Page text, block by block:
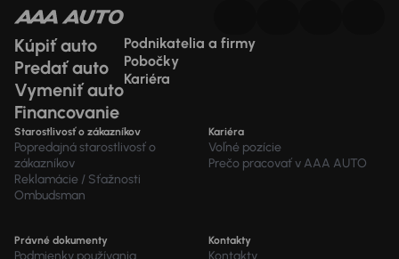
Kúpiť auto
Predať auto
Vymeniť auto
Financovanie
Podnikatelia a firmy
Pobočky
Kariéra
Starostlivosť o zákazníkov
Popredajná starostlivosť o
zákazníkov
Reklamácie / Sťažnosti
Ombudsman
Kariéra
Voľné pozície
Prečo pracovať v AAA AUTO
Právné dokumenty
Podmienky používania
Kontakty
Kontakty